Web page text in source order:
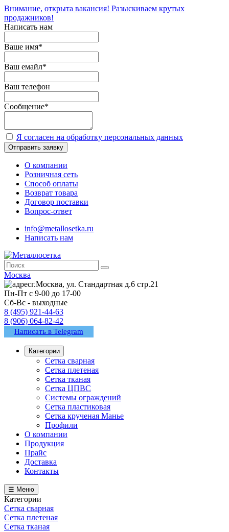
Внимание, открыта вакансия! Разыскиваем крутых
продажников!
Написать нам
Ваше имя*
Ваш емайл*
Ваш телефон
Сообщение*
Я согласен на обработку персональных данных
Отправить заявку
О компании
Розничная сеть
Способ оплаты
Возврат товара
Договор поставки
Вопрос-ответ
info@metallosetka.ru
Написать нам
Москва
г.Москва, ул. Стандартная д.6 стр.21
Пн-Пт с 9-00 до 17-00
Сб-Вс - выходные
8 (495) 921-44-63
8 (906) 064-82-42
Написать в Telegram
Категории
Сетка сварная
Сетка плетеная
Сетка тканая
Сетка ЦПВС
Системы ограждений
Сетка пластиковая
Сетка крученая Манье
Профили
О компании
Продукция
Прайс
Доставка
Контакты
☰ Меню
Категории
Сетка сварная
Сетка плетеная
Сетка тканая